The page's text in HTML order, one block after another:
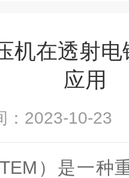
机在透射
应用
：2023-10-
TEM ）是一种